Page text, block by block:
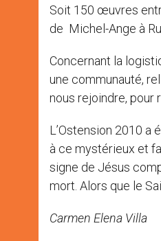
Soit 150 œuvres
de Michel-Ange à
Concernant la
une communauté,
nous rejoindre, pour
L’Ostension 2010
à ce mystérieux et
signe de Jésus
mort. Alors que le
Carmen Elena Villa